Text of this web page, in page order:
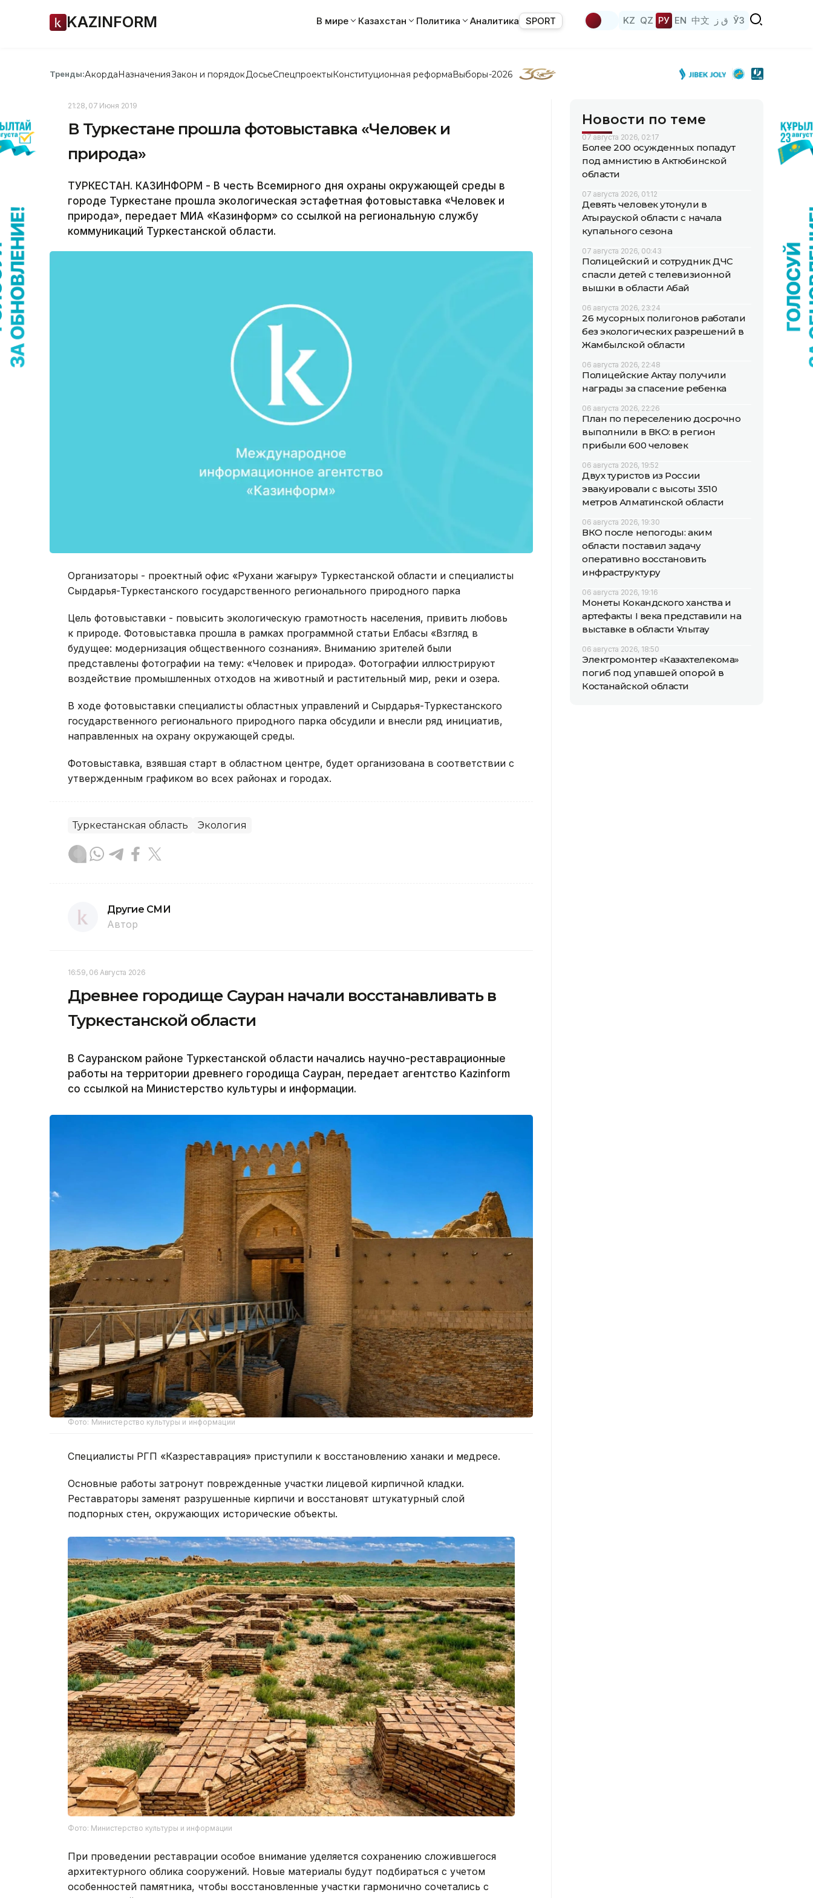
KAZINFORM В мире Казахстан Политика Аналитика SPORT KZ QZ РУ EN 中文 ق ز ЎЗ
Тренды:АкордаНазначенияЗакон и порядок ДосьеСпецпроектыКонституционная реформаВыборы-2026
21:28, 07 Июня 2019
В Туркестане прошла фотовыставка «Человек и
природа»
ТУРКЕСТАН. КАЗИНФОРМ - В честь Всемирного дня охраны окружающей среды в
городе Туркестане прошла экологическая эстафетная фотовыставка «Человек и
природа», передает МИА «Казинформ» со ссылкой на региональную службу
коммуникаций Туркестанской области.
Организаторы - проектный офис «Рухани жаңғыру» Туркестанской области и специалисты
Сырдарья-Туркестанского государственного регионального природного парка
Цель фотовыставки - повысить экологическую грамотность населения, привить любовь
к природе. Фотовыставка прошла в рамках программной статьи Елбасы «Взгляд в
будущее: модернизация общественного сознания». Вниманию зрителей были
представлены фотографии на тему: «Человек и природа». Фотографии иллюстрируют
воздействие промышленных отходов на животный и растительный мир, реки и озера.
В ходе фотовыставки специалисты областных управлений и Сырдарья-Туркестанского
государственного регионального природного парка обсудили и внесли ряд инициатив,
направленных на охрану окружающей среды.
Фотовыставка, взявшая старт в областном центре, будет организована в соответствии с
утвержденным графиком во всех районах и городах.
Туркестанская область Экология
Другие СМИ
Автор
16:59, 06 Августа 2026
Древнее городище Сауран начали восстанавливать в
Туркестанской области
В Сауранском районе Туркестанской области начались научно-реставрационные
работы на территории древнего городища Сауран, передает агентство Kazinform
со ссылкой на Министерство культуры и информации.
Фото: Министерство культуры и информации
Специалисты РГП «Казреставрация» приступили к восстановлению ханаки и медресе.
Основные работы затронут поврежденные участки лицевой кирпичной кладки.
Реставраторы заменят разрушенные кирпичи и восстановят штукатурный слой
подпорных стен, окружающих исторические объекты.
Фото: Министерство культуры и информации
При проведении реставрации особое внимание уделяется сохранению сложившегося
архитектурного облика сооружений. Новые материалы будут подбираться с учетом
особенностей памятника, чтобы восстановленные участки гармонично сочетались с
Новости по теме
07 августа 2026, 02:17
Более 200 осужденных попадут
под амнистию в Актюбинской
области
07 августа 2026, 01:12
Девять человек утонули в
Атырауской области с начала
купального сезона
07 августа 2026, 00:43
Полицейский и сотрудник ДЧС
спасли детей с телевизионной
вышки в области Абай
06 августа 2026, 23:24
26 мусорных полигонов работали
без экологических разрешений в
Жамбылской области
06 августа 2026, 22:48
Полицейские Актау получили
награды за спасение ребенка
06 августа 2026, 22:26
План по переселению досрочно
выполнили в ВКО: в регион
прибыли 600 человек
06 августа 2026, 19:52
Двух туристов из России
эвакуировали с высоты 3510
метров Алматинской области
06 августа 2026, 19:30
ВКО после непогоды: аким
области поставил задачу
оперативно восстановить
инфраструктуру
06 августа 2026, 19:16
Монеты Кокандского ханства и
артефакты I века представили на
выставке в области Ұлытау
06 августа 2026, 18:50
Электромонтер «Казахтелекома»
погиб под упавшей опорой в
Костанайской области